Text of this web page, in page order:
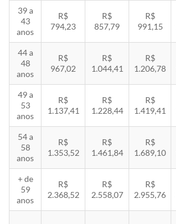
39 a
43
anos
R$
794,23
R$
857,79
R$
991,15
44 a
48
anos
R$
967,02
R$
1.044,41
R$
1.206,78
49 a
53
anos
R$
1.137,41
R$
1.228,44
R$
1.419,41
54 a
58
anos
R$
1.353,52
R$
1.461,84
R$
1.689,10
+ de
59
anos
R$
2.368,52
R$
2.558,07
R$
2.955,76